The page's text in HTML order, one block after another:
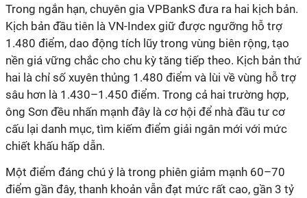
Trong ngắn hạn, chuyên gia VPBankS đưa ra hai kịch bản.
Kịch bản đầu tiên là VN-Index giữ được ngưỡng hỗ trợ
1.480 điểm, dao động tích lũy trong vùng biên rộng, tạo
nền giá vững chắc cho chu kỳ tăng tiếp theo. Kịch bản thứ
hai là chỉ số xuyên thủng 1.480 điểm và lùi về vùng hỗ trợ
sâu hơn là 1.430–1.450 điểm. Trong cả hai trường hợp,
ông Sơn đều nhấn mạnh đây là cơ hội để nhà đầu tư cơ
cấu lại danh mục, tìm kiếm điểm giải ngân mới với mức
chiết khấu hấp dẫn.
Một điểm đáng chú ý là trong phiên giảm mạnh 60–70
điểm gần đây, thanh khoản vẫn đạt mức rất cao, gần 3 tỷ